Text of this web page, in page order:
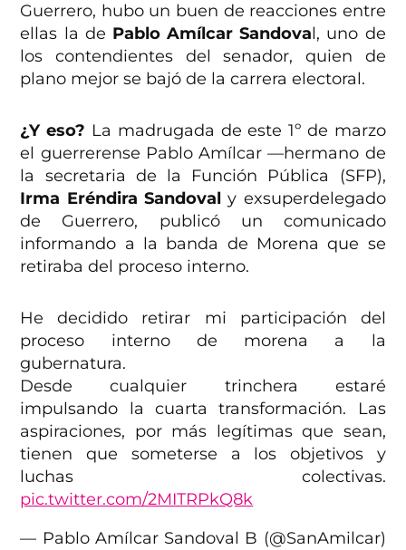
Guerrero, hubo un buen de reacciones entre
ellas la de Pablo Amílcar Sandoval, uno de
los contendientes del senador, quien de
plano mejor se bajó de la carrera electoral.
¿Y eso? La madrugada de este 1º de marzo
el guerrerense Pablo Amílcar —hermano de
la secretaria de la Función Pública (SFP),
Irma Eréndira Sandoval y exsuperdelegado
de Guerrero, publicó un comunicado
informando a la banda de Morena que se
retiraba del proceso interno.
He decidido retirar mi participación del
proceso interno de morena a la
gubernatura.
Desde cualquier trinchera estaré
impulsando la cuarta transformación. Las
aspiraciones, por más legítimas que sean,
tienen que someterse a los objetivos y
luchas colectivas.
pic.twitter.com/2MITRPkQ8k
— Pablo Amílcar Sandoval B (@SanAmilcar)